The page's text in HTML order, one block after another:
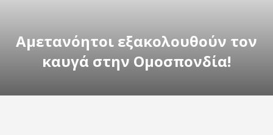
Αμετανόητοι εξακολουθούν τον
καυγά στην Ομοσπονδία!